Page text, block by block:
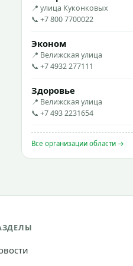
📍 улица Куконковых
📞 +7 800 7700022
Эконом
📍 Велижская улица
📞 +7 4932 277111
Здоровье
📍 Велижская улица
📞 +7 493 2231654
Все организации области →